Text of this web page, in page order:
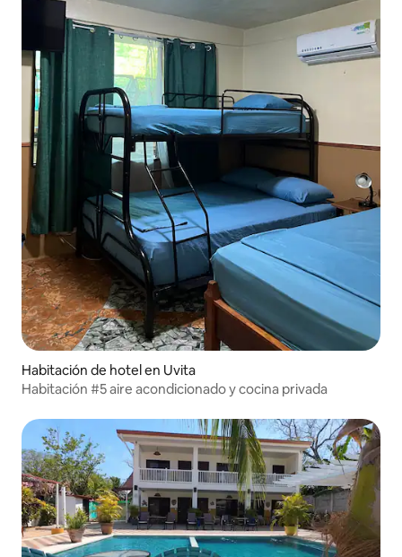
Habitación de hotel en Uvita
Habitación #5 aire acondicionado y cocina privada